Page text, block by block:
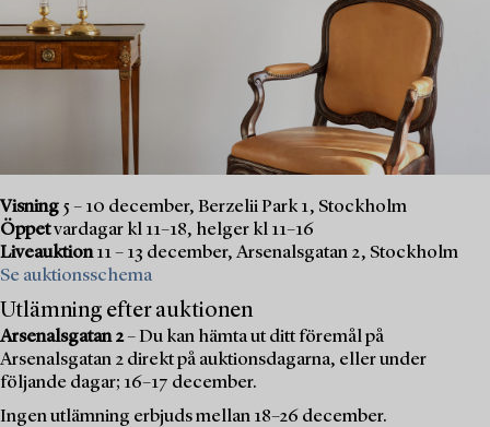
Visning 5 – 10 december, Berzelii Park 1, Stockholm
Öppetvardagar kl 11–18, helger kl 11–16
Liveauktion11 – 13 december, Arsenalsgatan 2, Stockholm
Se auktionsschema
Utlämning efter auktionen
Arsenalsgatan 2– Du kan hämta ut ditt föremål på
Arsenalsgatan 2 direkt på auktionsdagarna, eller under
följande dagar; 16–17 december.
Ingen utlämning erbjuds mellan 18–26 december.